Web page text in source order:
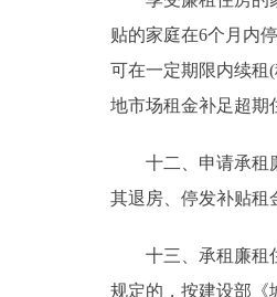
贴的家庭在6个月内
可在一定期限内续租
地市场租金补足超期
十二、申请承租廉
其退房、停发补贴租
十三、承租廉租住
规定的，按建设部《